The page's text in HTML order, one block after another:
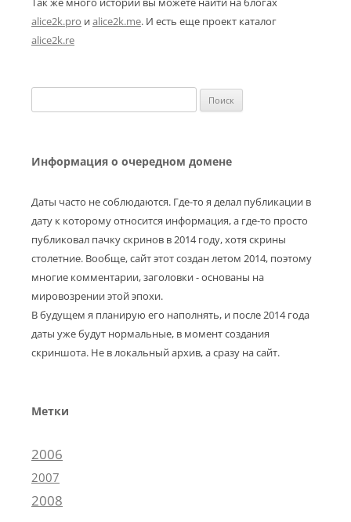
alice2k.pro иalice2k.me. И есть еще проект каталог
alice2k.re
Информация о очередном домене
Даты часто не соблюдаются. Где-то я делал публикации в
дату к которому относится информация, а где-то просто
публиковал пачку скринов в 2014 году, хотя скрины
столетние. Вообще, сайт этот создан летом 2014, поэтому
многие комментарии, заголовки - основаны на
мировозрении этой эпохи.
В будущем я планирую его наполнять, и после 2014 года
даты уже будут нормальные, в момент создания
скриншота. Не в локальный архив, а сразу на сайт.
Метки
2006
2007
2008